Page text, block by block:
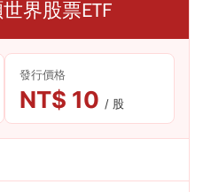
界股票ETF
發行價格
NT$ 10 / 股